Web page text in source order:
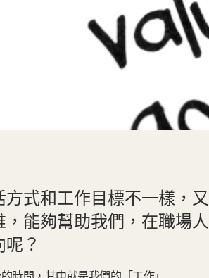
式和工作目標不一樣，又
能夠幫助我們，在職場人
？